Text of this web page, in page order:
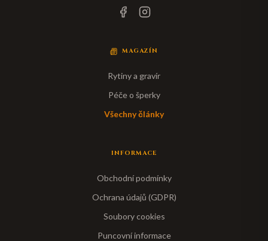
MAGAZÍN
Rytiny a gravír
Péče o šperky
Všechny články
INFORMACE
Obchodní podmínky
Ochrana údajů (GDPR)
Soubory cookies
Puncovní informace